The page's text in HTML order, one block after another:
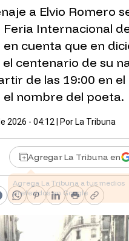
a Elvio Romero
Feria Internacional
cuenta que en
centenario de su
de las 19:00 en
el nombre del poeta.
2026 - 04:12 | Por La Tribuna
Agregar La Tribuna en
WhatsApp
Pinterest
LinkedIn
PrintCopy